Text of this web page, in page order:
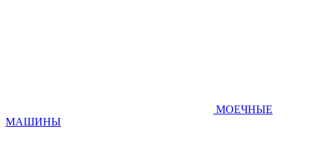
МОЕЧНЫЕ
МАШИНЫ